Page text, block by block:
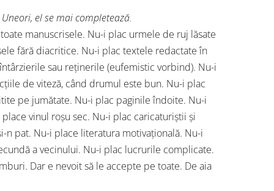
el se mai completează.
manuscrisele. Nu-i plac urmele de ruj lăsate
fără diacritice. Nu-i plac textele redactate în
sau reținerile (eufemistic vorbind). Nu-i
de viteză, când drumul este bun. Nu-i plac
pe jumătate. Nu-i plac paginile îndoite. Nu-i
vinul roșu sec. Nu-i plac caricaturiștii și
n pat. Nu-i place literatura motivațională. Nu-i
a vecinului. Nu-i plac lucrurile complicate.
Dar e nevoit să le accepte pe toate. De aia